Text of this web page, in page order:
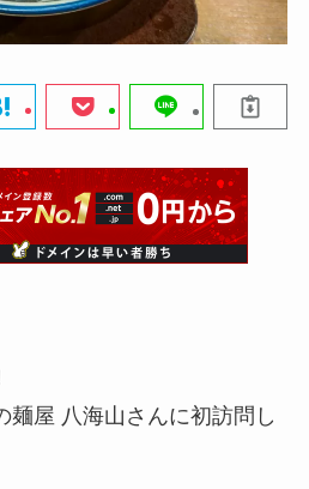
麺屋 八海山さんに初訪問し